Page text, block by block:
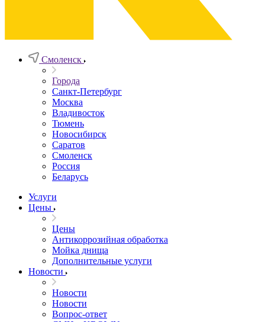
Смоленск
Города
Санкт-Петербург
Москва
Владивосток
Тюмень
Новосибирск
Саратов
Смоленск
Россия
Беларусь
Услуги
Цены
Цены
Антикоррозийная обработка
Мойка днища
Дополнительные услуги
Новости
Новости
Новости
Вопрос-ответ